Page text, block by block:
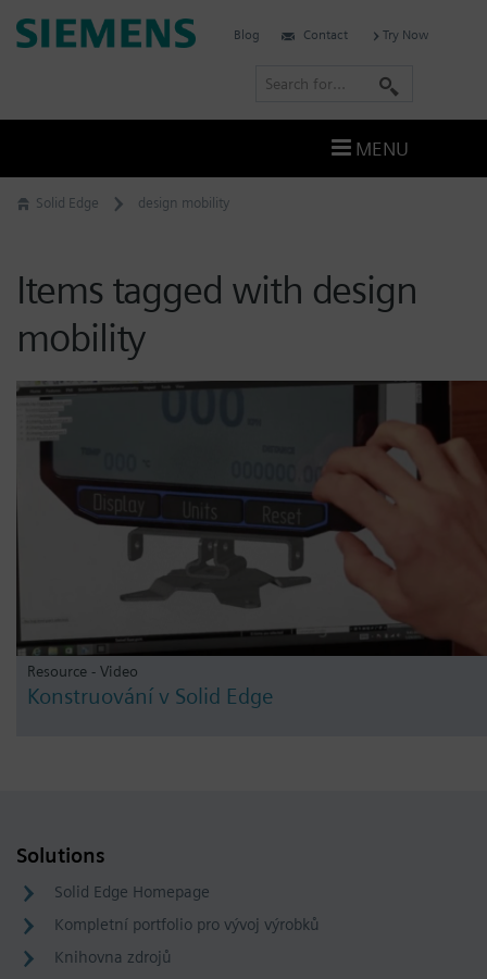
Skip
to
Solid Edge design mobility
Items tagged with design
mobility
Resource - Video
Konstruování v Solid Edge
Solutions
Solid Edge Homepage
Kompletní portfolio pro vývoj výrobků
Knihovna zdrojů
Siemens
Blog Contact Try Now
r
MENU